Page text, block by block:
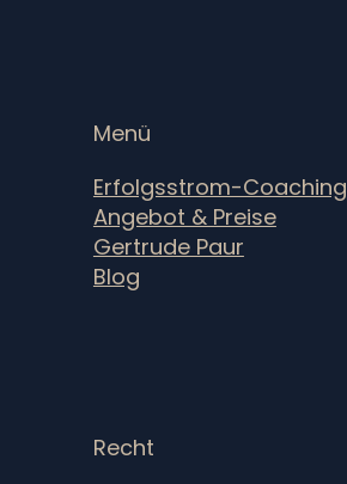
Menü
Erfolgsstrom-Coaching
Angebot & Preise
Gertrude Paur
Blog
Recht